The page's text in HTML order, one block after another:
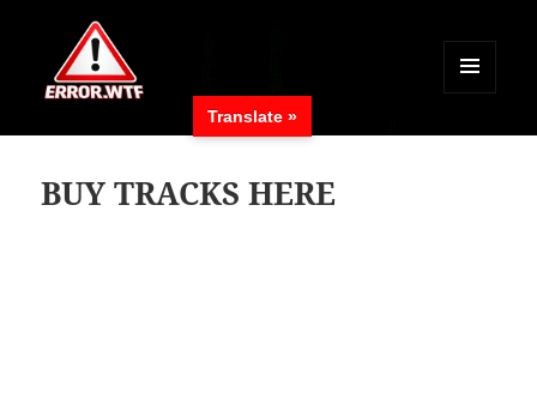
MENÜ
WIDGETS
BUY TRACKS HERE
Translate »